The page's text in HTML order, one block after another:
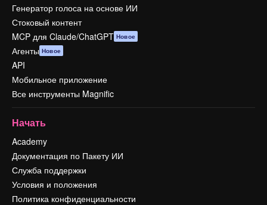
Генератор голоса на основе ИИ
Стоковый контент
MCP для Claude/ChatGPT Новое
Агенты Новое
API
Мобильное приложение
Все инструменты Magnific
Начать
Academy
Документация по Пакету ИИ
Служба поддержки
Условия и положения
Политика конфиденциальности